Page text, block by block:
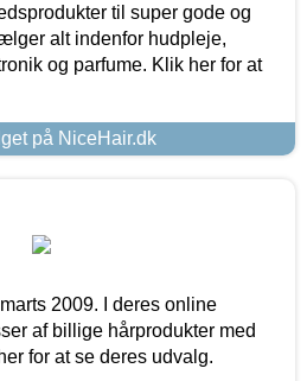
til super gode og
alt indenfor hudpleje,
og parfume. Klik her for at
på NiceHair.dk
2009. I deres online
af billige hårprodukter med
for at se deres udvalg.